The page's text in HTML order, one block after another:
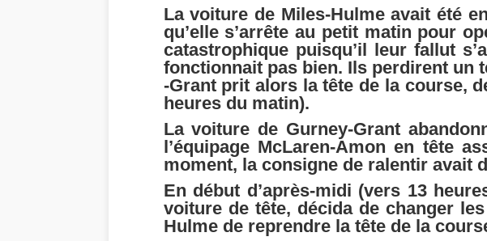
La voiture de Miles-Hulme avait été
qu’elle s’arrête au petit matin pour
catastrophique puisqu’il leur fallut
fonctionnait pas bien. Ils perdirent un
-Grant prit alors la tête de la course,
heures du matin).
La voiture de Gurney-Grant
l’équipage McLaren-Amon en tête
moment, la consigne de ralentir avait
En début d’après-midi (vers 13
voiture de tête, décida de changer
Hulme de reprendre la tête de la